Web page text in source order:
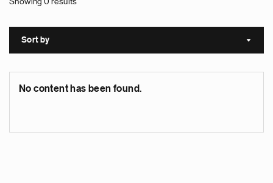
Sort by Sort
No content has been found.